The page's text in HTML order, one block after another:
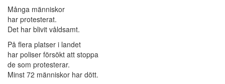
Många människor
har protesterat.
Det har blivit våldsamt.
På flera platser i landet
har poliser försökt att stoppa
de som protesterar.
Minst 72 människor har dött.